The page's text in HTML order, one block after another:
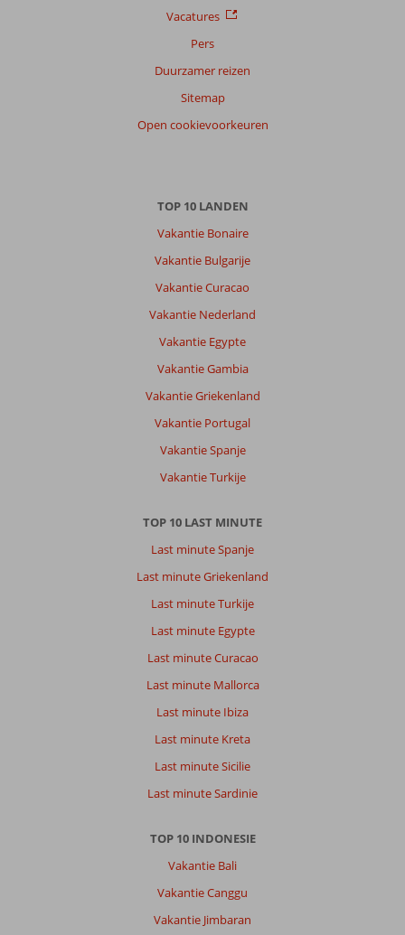
Vacatures
Pers
Duurzamer reizen
Sitemap
Open cookievoorkeuren
TOP 10 LANDEN
Vakantie Bonaire
Vakantie Bulgarije
Vakantie Curacao
Vakantie Nederland
Vakantie Egypte
Vakantie Gambia
Vakantie Griekenland
Vakantie Portugal
Vakantie Spanje
Vakantie Turkije
TOP 10 LAST MINUTE
Last minute Spanje
Last minute Griekenland
Last minute Turkije
Last minute Egypte
Last minute Curacao
Last minute Mallorca
Last minute Ibiza
Last minute Kreta
Last minute Sicilie
Last minute Sardinie
TOP 10 INDONESIE
Vakantie Bali
Vakantie Canggu
Vakantie Jimbaran